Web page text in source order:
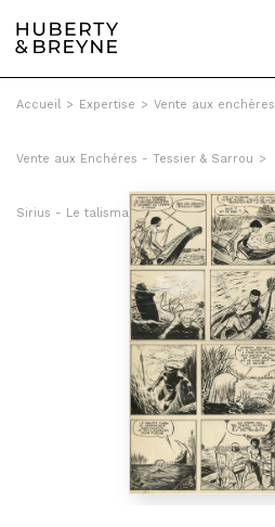
Accueil > Expertise > Vente aux enchères
Vente aux Enchéres - Tessier & Sarrou >
Sirius - Le talisman des Timour